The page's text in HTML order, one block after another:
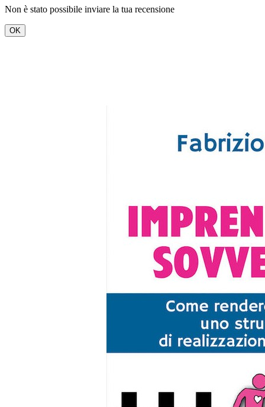
Non è stato possibile inviare la tua recensione
OK